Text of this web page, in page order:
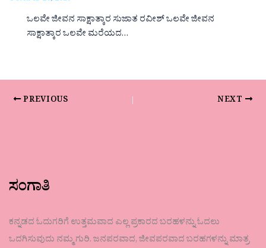
ಒಲವೇ ಜೀವನ ಸಾಕ್ಷಾತ್ಕಾರ ಸುಜಾತ ರವೀಶ್ ಒಲವೇ ಜೀವನ
ಸಾಕ್ಷಾತ್ಕಾರ ಒಲವೇ ಮರೆಯದ…
PREVIOUS NEXT
ಸಂಗಾತಿ
ಕನ್ನಡದ ಓದುಗರಿಗೆ ಉತ್ತಮವಾದ ಎಲ್ಲ ಪ್ರಕಾರದ ಬರಹಳನ್ನು ಓದಲು
ಒದಗಿಸುವುದು ನಮ್ಮ ಗುರಿ. ಜನಪರವಾದ, ಜೀವಪರವಾದ ಬರಹಗಳನ್ನು ಮಾತ್ರ